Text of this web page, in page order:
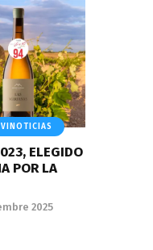
VINOTICIAS
ELEGIDO
POR LA
2025